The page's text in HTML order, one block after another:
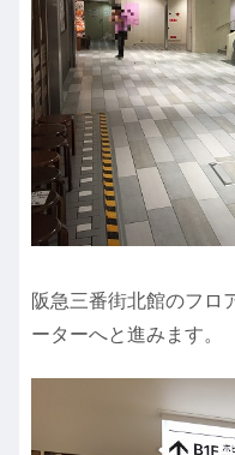
阪急三番街北館のフロ
ーターへと進みます。